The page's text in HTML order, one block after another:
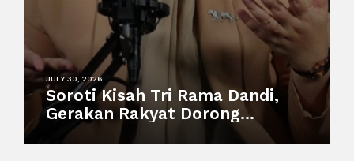
JULY 30, 2026
Soroti Kisah Tri Rama Dandi,
Gerakan Rakyat Dorong
Perlindungan Pekerja
Informal dan Sistem Sosial